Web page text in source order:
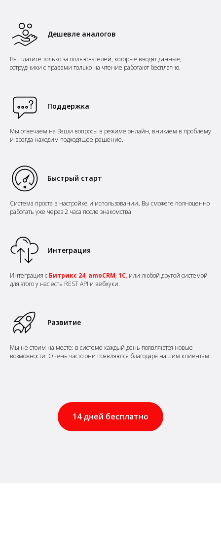
Дешевле аналогов
Вы платите только за пользователей, которые вводят данные,
сотрудники с правами только на чтение работают бесплатно.
Поддержка
Мы отвечаем на Ваши вопросы в режиме онлайн, вникаем в проблему
и всегда находим подходящее решение.
Быстрый старт
Система проста в настройке и использовании. Вы сможете полноценно
работать уже через 2 часа после знакомства.
Интеграция
Интеграция c Битрикс 24, amoCRM, 1С, или любой другой системой
для этого у нас есть REST API и вебхуки.
Развитие
Мы не стоим на месте: в системе каждый день появляются новые
возможности. Очень часто они появляются благодаря нашим клиентам.
14 дней бесплатно